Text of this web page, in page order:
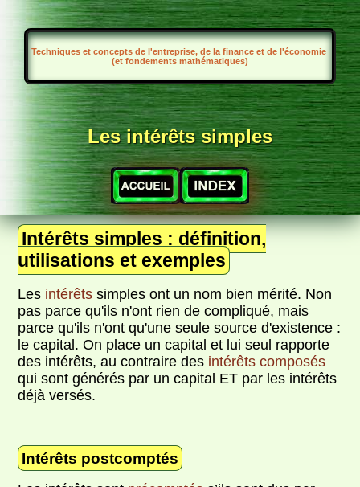
Techniques et concepts de l'entreprise, de la finance et de l'économie
(et fondements mathématiques)
Les intérêts simples
Intérêts simples : définition,
utilisations et exemples
Les intérêts simples ont un nom bien mérité. Non
pas parce qu'ils n'ont rien de compliqué, mais
parce qu'ils n'ont qu'une seule source d'existence :
le capital. On place un capital et lui seul rapporte
des intérêts, au contraire des intérêts composés
qui sont générés par un capital ET par les intérêts
déjà versés.
Intérêts postcomptés